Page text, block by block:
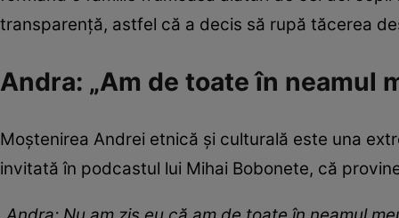
transparență, astfel că a decis să rupă tăcerea
Andra: „Am de toate în neamul
Moștenirea Andrei etnică și culturală este una
invitată în podcastul lui Mihai Bobonete, că